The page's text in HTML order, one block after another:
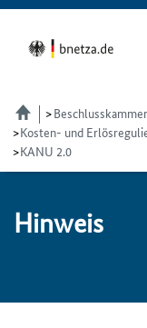
Kosten- und
KANU 2.0
Hin­weis